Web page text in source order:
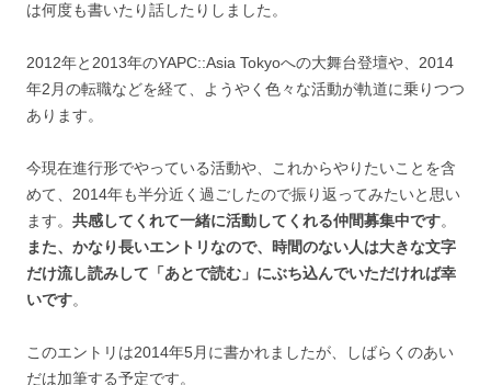
は何度も書いたり話したりしました。
2012年と2013年のYAPC::Asia Tokyoへの大舞台登壇や、2014
年2月の転職などを経て、ようやく色々な活動が軌道に乗りつつ
あります。
今現在進行形でやっている活動や、これからやりたいことを含
めて、2014年も半分近く過ごしたので振り返ってみたいと思い
ます。 共感してくれて一緒に活動してくれる仲間募集中です。
また、かなり長いエントリなので、時間のない人は大きな文字
だけ流し読みして「あとで読む」にぶち込んでいただければ幸
いです。
このエントリは2014年5月に書かれましたが、しばらくのあい
だは加筆する予定です。